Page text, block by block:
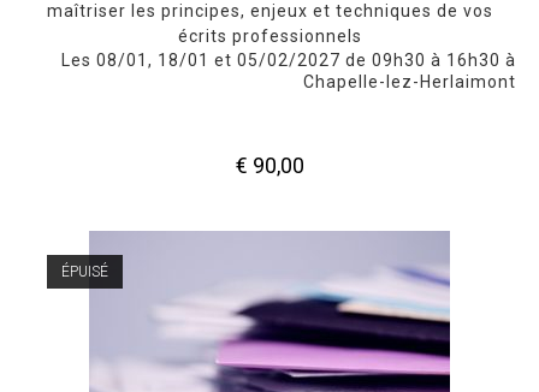
maîtriser les principes, enjeux et techniques de vos
écrits professionnels
Les 08/01, 18/01 et 05/02/2027 de 09h30 à 16h30 à
Chapelle-lez-Herlaimont
€ 90,00
ÉPUISÉ